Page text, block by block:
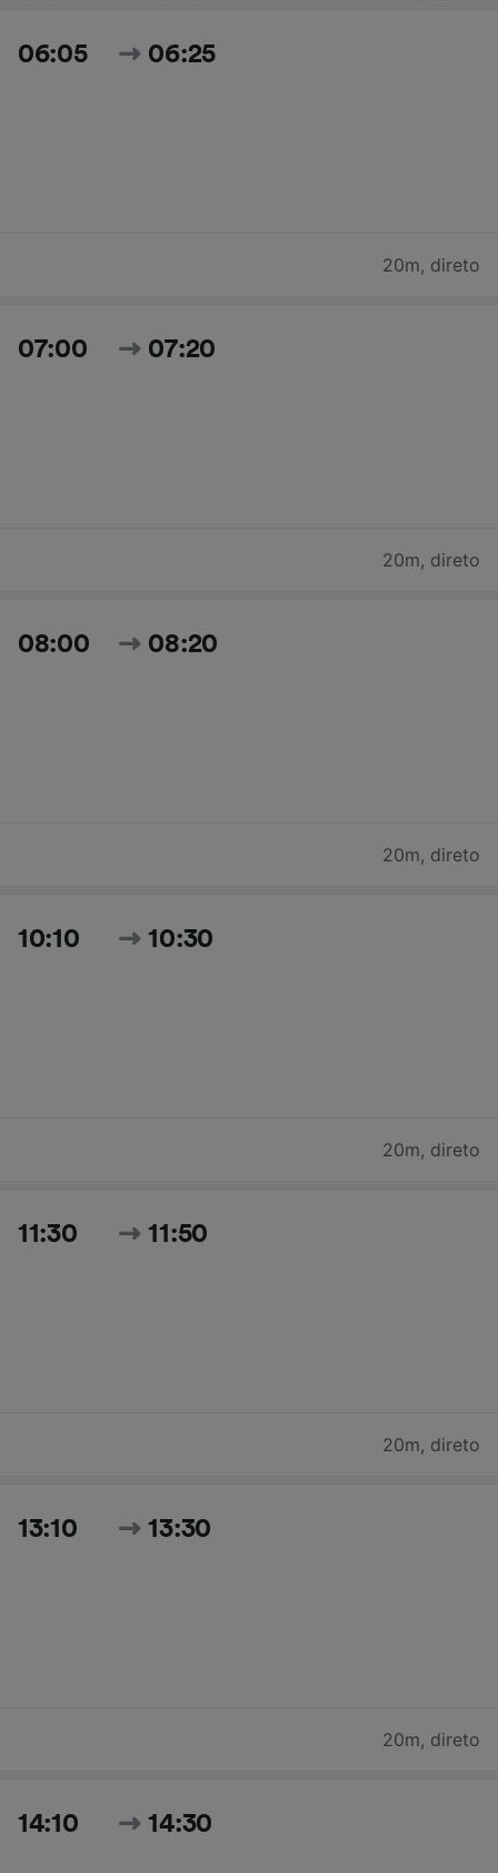
06:05 06:25
20m, direto
07:00 07:20
20m, direto
08:00 08:20
20m, direto
10:10 10:30
20m, direto
11:30 11:50
20m, direto
13:10 13:30
20m, direto
14:10 14:30